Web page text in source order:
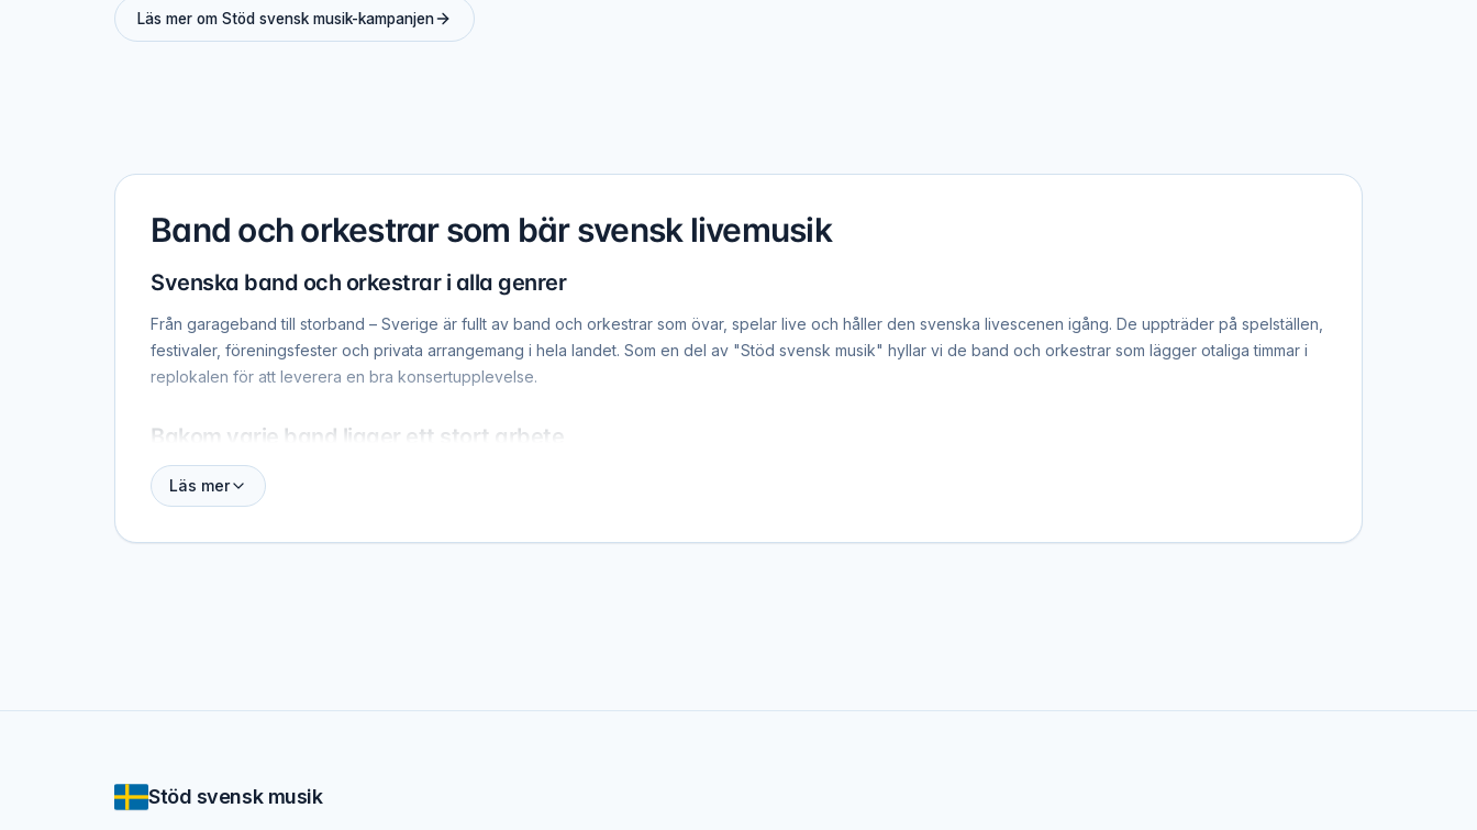
Läs mer om Stöd svensk musik-kampanjen
Band och orkestrar som bär svensk livemusik
Svenska band och orkestrar i alla genrer
Från garageband till storband – Sverige är fullt av band och orkestrar som övar, spelar live och håller den svenska livescenen igång. De uppträder på spelställen,
festivaler, föreningsfester och privata arrangemang i hela landet. Som en del av "Stöd svensk musik" hyllar vi de band och orkestrar som lägger otaliga timmar i
replokalen för att leverera en bra konsertupplevelse.
Bakom varje band ligger ett stort arbete
Att driva ett band handlar om mycket mer än att spela musik – det är övningstid, transport, utrustning och bokning av spelningar. Många band drivs av ren passion
för musiken.
Här kan du upptäcka band och orkestrar nära dig och lära dig mer om de musiker som håller den svenska livescenen levande.
Läs mer
Stöd svensk musik